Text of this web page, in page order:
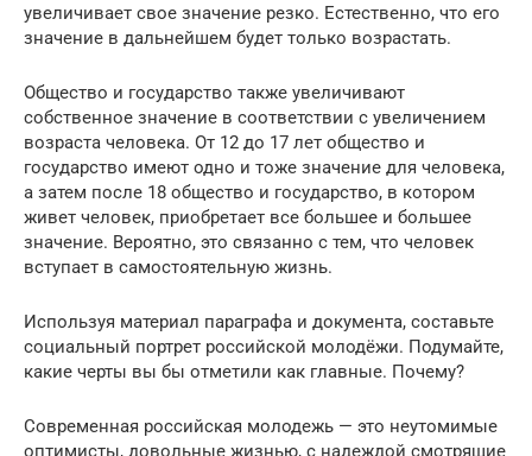
увеличивает свое значение резко. Естественно, что его
значение в дальнейшем будет только возрастать.
Общество и государство также увеличивают
собственное значение в соответствии с увеличением
возраста человека. От 12 до 17 лет общество и
государство имеют одно и тоже значение для человека,
а затем после 18 общество и государство, в котором
живет человек, приобретает все большее и большее
значение. Вероятно, это связанно с тем, что человек
вступает в самостоятельную жизнь.
Используя материал параграфа и документа, составьте
социальный портрет российской молодёжи. Подумайте,
какие черты вы бы отметили как главные. Почему?
Современная российская молодежь — это неутомимые
оптимисты, довольные жизнью, с надеждой смотрящие